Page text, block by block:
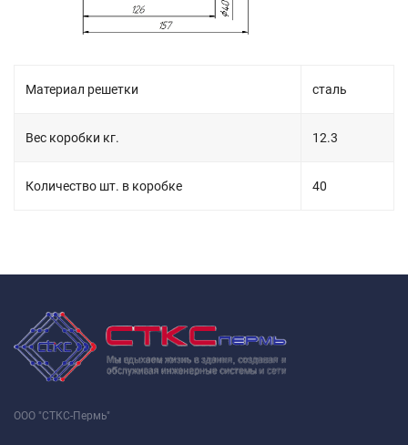
Материал решетки сталь
Вес коробки кг. 12.3
Количество шт. в коробке 40
ООО "СТКС-Пермь"